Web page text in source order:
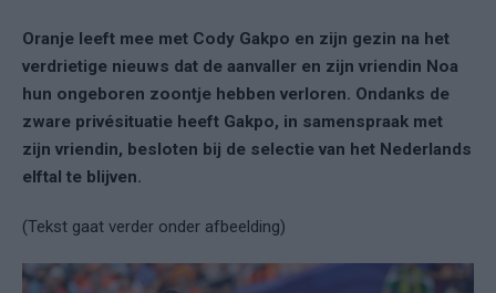
Oranje leeft mee met Cody Gakpo en zijn gezin na het
verdrietige nieuws dat de aanvaller en zijn vriendin Noa
hun ongeboren zoontje hebben verloren. Ondanks de
zware privésituatie heeft Gakpo, in samenspraak met
zijn vriendin, besloten bij de selectie van het Nederlands
elftal te blijven.
(Tekst gaat verder onder afbeelding)